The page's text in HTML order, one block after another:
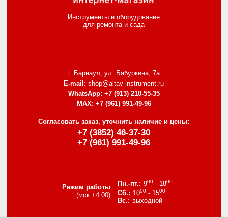
Инструменты и оборудование
для ремонта и сада
г. Барнаул, ул. Бабуркина, 7а
E-mail: shop@altay-instrument.ru
WhatsApp: +7 (913) 210-55-35
MAX: +7 (961) 991-49-96
Согласовать заказ, уточнить наличие и цены:
+7 (3852) 46-37-30
+7 (961) 991-49-96
Режим работы
(мск +4:00)
900- 1800
1000- 1500
выходной